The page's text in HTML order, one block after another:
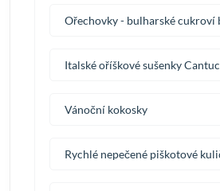
Ořechovky - bulharské cukroví
Italské oříškové sušenky
Vánoční kokosky
Rychlé nepečené piškotové